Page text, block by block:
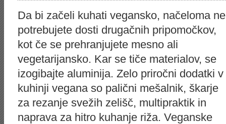
Da bi začeli kuhati vegansko, načeloma ne
potrebujete dosti drugačnih pripomočkov,
kot če se prehranjujete mesno ali
vegetarijansko. Kar se tiče materialov, se
izogibajte aluminija. Zelo priročni dodatki v
kuhinji vegana so palični mešalnik, škarje
za rezanje svežih zelišč, multipraktik in
naprava za hitro kuhanje riža. Veganske